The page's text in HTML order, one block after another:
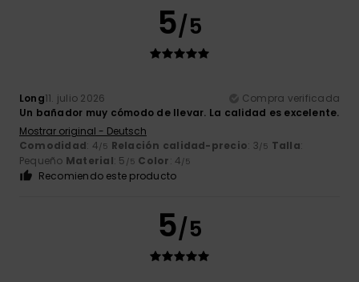
5/5
Long11. julio 2026
Compra verificada
Un bañador muy cómodo de llevar. La calidad es excelente.
Mostrar original - Deutsch
Comodidad: 4/5 Relación calidad-precio: 3/5 Talla:
Pequeño Material: 5 /5 Color: 4/5
Recomiendo este producto
5/5